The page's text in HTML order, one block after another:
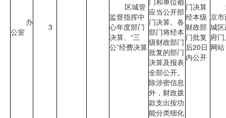
办
公室
3
区城管
监督指挥中
心年度部门
决算、“三
公”经费决算
应当公开部
门决算。各
部门将经本
级财政部门
批复的部门
决算及报表
全部公开。
除涉密信息
外，财政拨
款支出按功
能分类细化
门决算
经本级
财政部
门批复
后20日
内公开
京
城
府
网站